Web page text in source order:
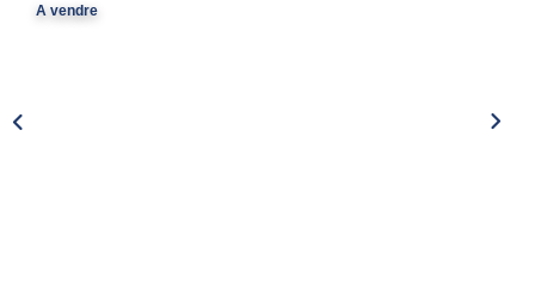
A vendre